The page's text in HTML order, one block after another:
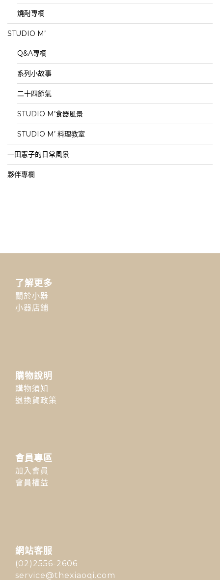
燒酎專欄
STUDIO M’
Q&A專欄
系列小故事
二十四節氣
STUDIO M’食器風景
STUDIO M’ 料理教室
一田憲子的日常風景
夥伴專欄
了解更多
關於小器
小器店鋪
購物說明
購物須知
退換貨政策
會員專區
加入會員
會員權益
網站客服
(02)2556-2606
service@thexiaoqi.com